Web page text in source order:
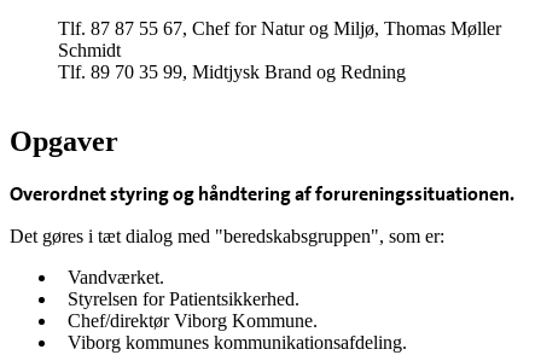
Tlf. 87 87 55 67, Chef for Natur og Miljø, Thomas Møller
Schmidt
Tlf. 89 70 35 99, Midtjysk Brand og Redning
Opgaver
Overordnet styring og håndtering af forureningssituationen.
Det gøres i tæt dialog med "beredskabsgruppen", som er:
Vandværket.
Styrelsen for Patientsikkerhed.
Chef/direktør Viborg Kommune.
Viborg kommunes kommunikationsafdeling.